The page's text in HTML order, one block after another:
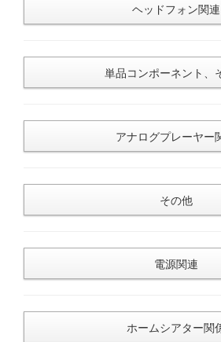
ヘッドフォン関連
単品コンポーネント、
アナログプレーヤー
その他
電源関連
ホームシアター関